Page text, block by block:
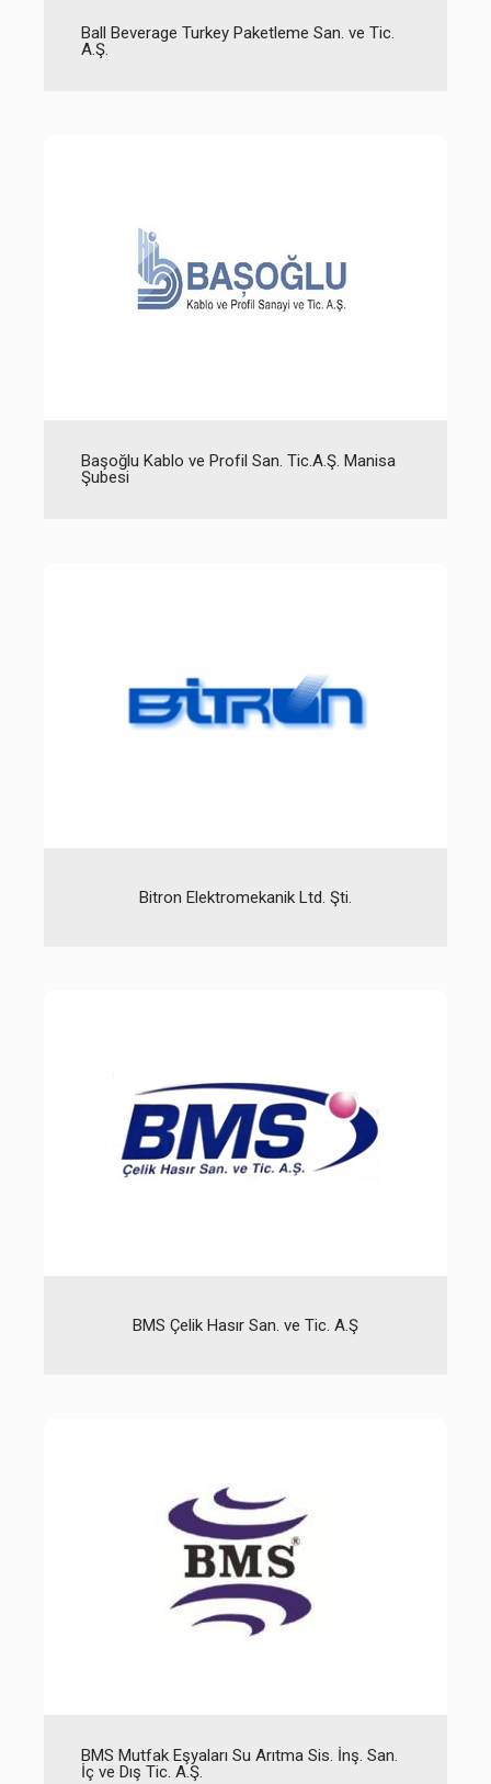
Ball Beverage Turkey Paketleme San. ve Tic.
A.Ş.
Başoğlu Kablo ve Profil San. Tic.A.Ş. Manisa
Şubesi
Bitron Elektromekanik Ltd. Şti.
BMS Çelik Hasır San. ve Tic. A.Ş
BMS Mutfak Eşyaları Su Arıtma Sis. İnş. San.
İç ve Dış Tic. A.Ş.